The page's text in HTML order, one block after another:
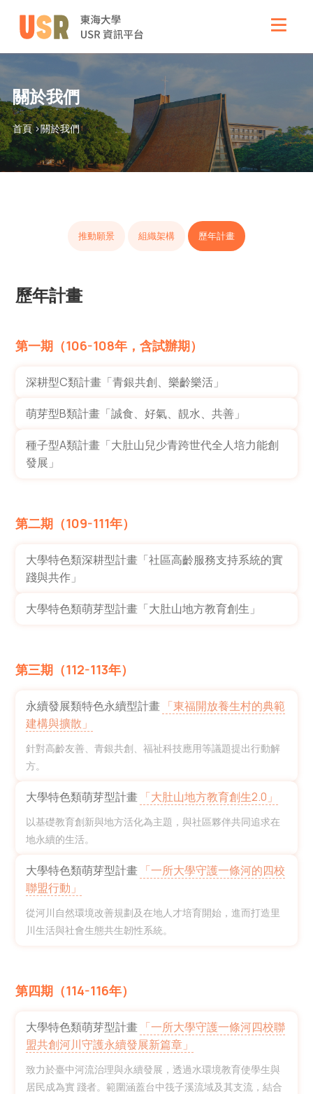
關於我們
首頁 >關於我們
推動願景 組織架構 歷年計畫
歷年計畫
第一期（106-108年，含試辦期）
深耕型C類計畫「青銀共創、樂齡樂活」
萌芽型B類計畫「誠食、好氣、靚水、共善」
種子型A類計畫「大肚山兒少青跨世代全人培力能創
發展」
第二期（109-111年）
大學特色類深耕型計畫「社區高齡服務支持系統的實
踐與共作」
大學特色類萌芽型計畫「大肚山地方教育創生」
第三期（112-113年）
永續發展類特色永續型計畫 「東福開放養生村的典範
建構與擴散」
針對高齡友善、青銀共創、福祉科技應用等議題提出行動解
方。
大學特色類萌芽型計畫 「大肚山地方教育創生2.0」
以基礎教育創新與地方活化為主題，與社區夥伴共同追求在
地永續的生活。
大學特色類萌芽型計畫 「一所大學守護一條河的四校
聯盟行動」
從河川自然環境改善規劃及在地人才培育開始，進而打造里
川生活與社會生態共生韌性系統。
第四期（114-116年）
大學特色類萌芽型計畫 「一所大學守護一條河四校聯
盟共創河川守護永續發展新篇章」
致力於臺中河流治理與永續發展，透過水環境教育使學生與
居民成為實 踐者。範圍涵蓋台中筏子溪流域及其支流，結合